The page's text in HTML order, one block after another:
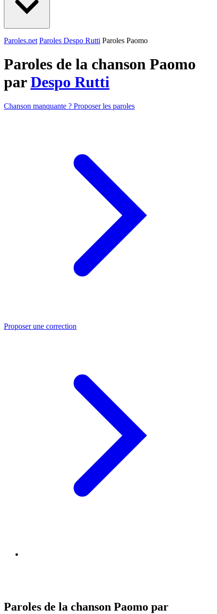
Paroles.net Paroles Despo Rutti Paroles Paomo
Paroles de la chanson Paomo
parDespo Rutti
Chanson manquante ? Proposer les paroles
Proposer une correction
Paroles de la chanson Paomo par